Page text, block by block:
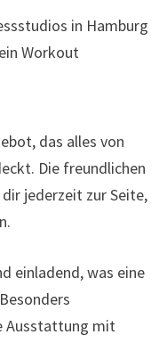
in Hamburg
Workout
das alles von
Die freundlichen
jederzeit zur Seite,
einladend, was eine
Ausstattung mit